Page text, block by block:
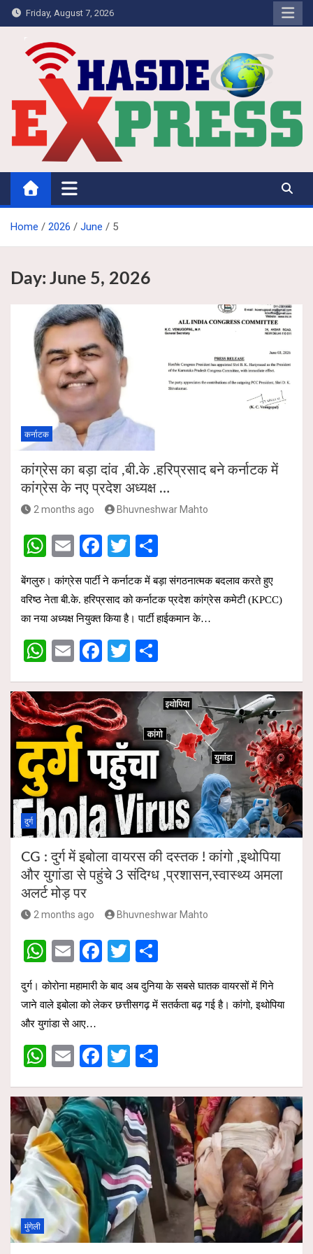
Skip
to
content
Friday, August 7, 2026
Hasdeo Express
Home 2026 June 5
Day: June 5, 2026
कर्नाटक
कांग्रेस का बड़ा दांव ,बी.के .हरिप्रसाद बने कर्नाटक में
कांग्रेस के नए प्रदेश अध्यक्ष …
2 months ago Bhuvneshwar Mahto
W
at
s
A
p
p
E
ail
F
a
ce
b
o
o
k
T
wi
tt
er
ar
e
बेंगलुरु। कांग्रेस पार्टी ने कर्नाटक में बड़ा संगठनात्मक बदलाव करते हुए
वरिष्ठ नेता बी.के. हरिप्रसाद को कर्नाटक प्रदेश कांग्रेस कमेटी (KPCC)
का नया अध्यक्ष नियुक्त किया है। पार्टी हाईकमान के…
W
at
s
A
p
p
E
ail
F
ce
b
o
o
k
T
tt
er
ar
e
दुर्ग
CG : दुर्ग में इबोला वायरस की दस्तक ! कांगो ,इथोपिया
और युगांडा से पहुंचे 3 संदिग्ध ,प्रशासन,स्वास्थ्य अमला
अलर्ट मोड़ पर
2 months ago Bhuvneshwar Mahto
W
h
at
s
A
p
p
E
m
ail
F
ce
o
o
k
T
wi
tt
er
h
ar
दुर्ग। कोरोना महामारी के बाद अब दुनिया के सबसे घातक वायरसों में गिने
जाने वाले इबोला को लेकर छत्तीसगढ़ में सतर्कता बढ़ गई है। कांगो, इथोपिया
और युगांडा से आए…
W
at
s
A
p
p
E
ail
F
ce
b
o
o
k
T
tt
er
ar
e
मुंगेली